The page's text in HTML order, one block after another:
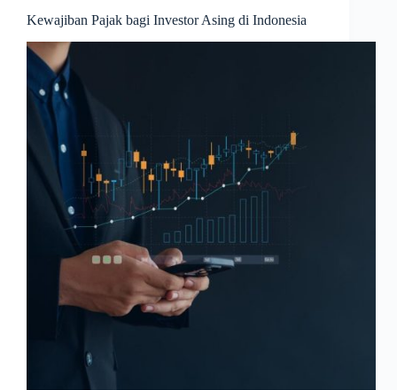
Kewajiban Pajak bagi Investor Asing di Indonesia